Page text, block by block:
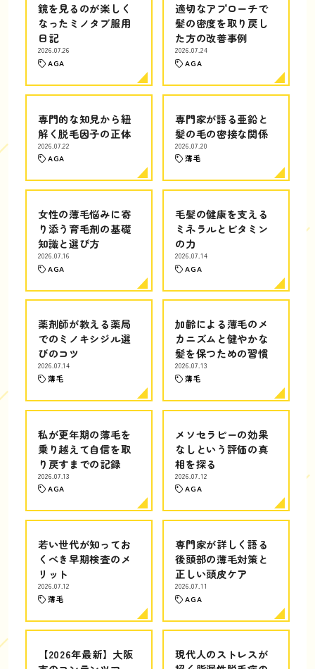
鏡を見るのが楽しく
なったミノタブ服用
日記
2026.07.26
AGA
適切なアプローチで
髪の密度を取り戻し
た方の改善事例
2026.07.24
AGA
専門的な知見から紐
解く脱毛因子の正体
2026.07.22
AGA
専門家が語る亜鉛と
髪の毛の密接な関係
2026.07.20
薄毛
女性の薄毛悩みに寄
り添う育毛剤の基礎
知識と選び方
2026.07.16
AGA
毛髪の健康を支える
ミネラルとビタミン
の力
2026.07.14
AGA
薬剤師が教える薬局
でのミノキシジル選
びのコツ
2026.07.14
薄毛
加齢による薄毛のメ
カニズムと健やかな
髪を保つための習慣
2026.07.13
薄毛
私が更年期の薄毛を
乗り越えて自信を取
り戻すまでの記録
2026.07.13
AGA
メソセラピーの効果
なしという評価の真
相を探る
2026.07.12
AGA
若い世代が知ってお
くべき早期検査のメ
リット
2026.07.12
薄毛
専門家が詳しく語る
後頭部の薄毛対策と
正しい頭皮ケア
2026.07.11
AGA
【2026年最新】大阪
現代人のストレスが